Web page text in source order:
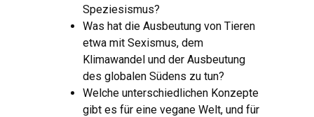
Speziesismus?
Was hat die Ausbeutung von Tieren
etwa mit Sexismus, dem
Klimawandel und der Ausbeutung
des globalen Südens zu tun?
Welche unterschiedlichen Konzepte
gibt es für eine vegane Welt, und für